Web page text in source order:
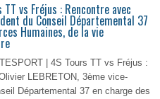
TT vs Fréjus : Rencontre avec
du Conseil Départemental 37
Humaines, de la vie
| 4S Tours TT vs Fréjus :
LEBRETON, 3ème vice-
Départemental 37 en charge des